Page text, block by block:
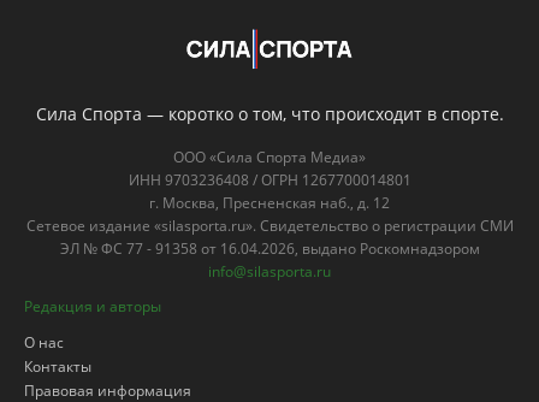
Сила Спорта — коротко о том, что происходит в спорте.
ООО «Сила Спорта Медиа»
ИНН 9703236408 / ОГРН 1267700014801
г. Москва, Пресненская наб., д. 12
Сетевое издание «silasporta.ru». Свидетельство о регистрации СМИ
ЭЛ № ФС 77 - 91358 от 16.04.2026, выдано Роскомнадзором
info@silasporta.ru
Редакция и авторы
О нас
Контакты
Правовая информация